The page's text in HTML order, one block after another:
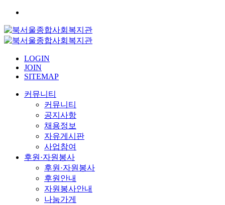
LOGIN
JOIN
SITEMAP
커뮤니티
커뮤니티
공지사항
채용정보
자유게시판
사업참여
후원·자원봉사
후원·자원봉사
후원안내
자원봉사안내
나눔가게